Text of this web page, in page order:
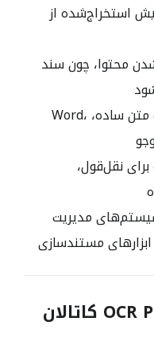
استخراج‌شده از
محتوا، چون سند
امکان دانلود به صورت متن ساده، Word،
نقل‌قول،
مدیریت
مستندسازی